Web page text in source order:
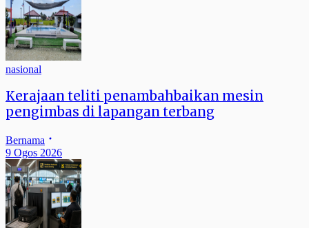
nasional
Kerajaan teliti penambahbaikan mesin
pengimbas di lapangan terbang
Bernama
9 Ogos 2026